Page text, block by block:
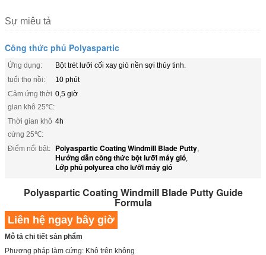
Sự miêu tả
Công thức phủ Polyaspartic
Ứng dụng:
Bột trét lưỡi cối xay gió nền sợi thủy tinh.
tuổi thọ nồi:
10 phút
Cảm ứng thời
gian khô 25℃:
0,5 giờ
Thời gian khô
cứng 25℃:
4h
Điểm nổi bật: Polyaspartic Coating Windmill Blade Putty,
Hướng dẫn công thức bột lưỡi máy gió,
Lớp phủ polyurea cho lưỡi máy gió
Polyaspartic Coating Windmill Blade Putty Guide
Formula
Liên hệ ngay bây giờ
Mô tả chi tiết sản phẩm
Phương pháp làm cứng: Khô trên không